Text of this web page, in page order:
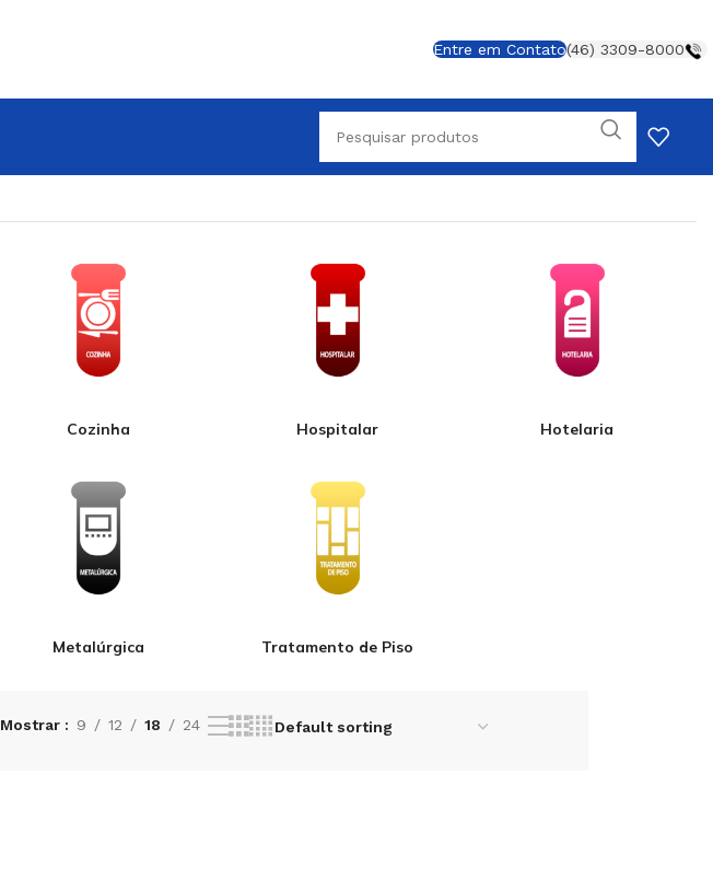
Entre em Contato(46) 3309-8000
Cozinha Hospitalar Hotelaria
Metalúrgica Tratamento de Piso
Mostrar 9 12 18 24